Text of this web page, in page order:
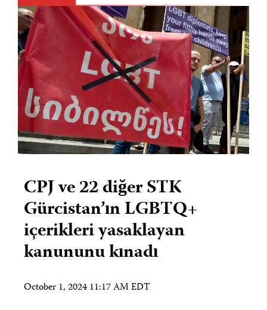
CPJ ve 22 diğer STK
Gürcistan’ın LGBTQ+
içerikleri yasaklayan
kanununu kınadı
October 1, 2024 11:17 AM EDT